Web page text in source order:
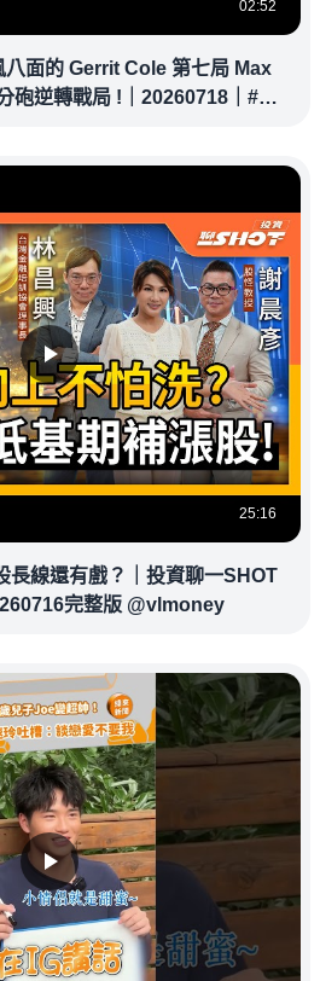
02:52
面的 Gerrit Cole 第七局 Max
砲逆轉戰局 !｜20260718｜#洛
25:16
長線還有戲？｜投資聊一SHOT
完整版 @vlmoney